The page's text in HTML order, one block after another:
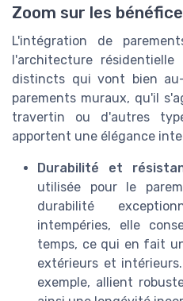
Zoom sur les
L'intégration de
l'architecture
distincts qui vont bien
parements muraux, qu'il
travertin ou d'autres
apportent une élégance
Durabilité et
utilisée pour le
durabilité
intempéries, elle
temps, ce qui en fait
extérieurs et
exemple, allient